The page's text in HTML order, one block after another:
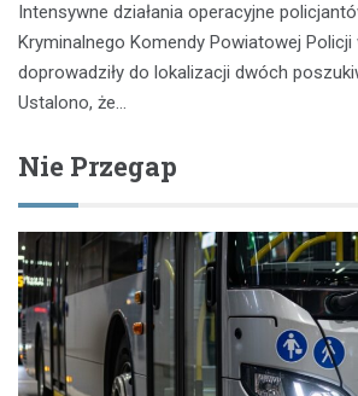
Intensywne działania operacyjne
Kryminalnego Komendy Powiatowej Policji
doprowadziły do lokalizacji dwóch
Ustalono, że…
Nie Przegap